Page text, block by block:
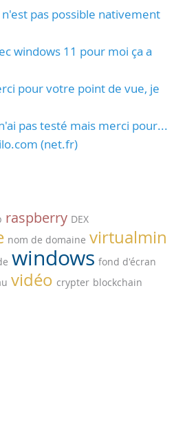
pas possible nativement
windows 11 pour moi ça a
pour votre point de vue, je
pas testé mais merci pour...
(net.fr)
raspberry DEX
nom de domaine virtualmin
windows fond d'écran
vidéo crypter blockchain